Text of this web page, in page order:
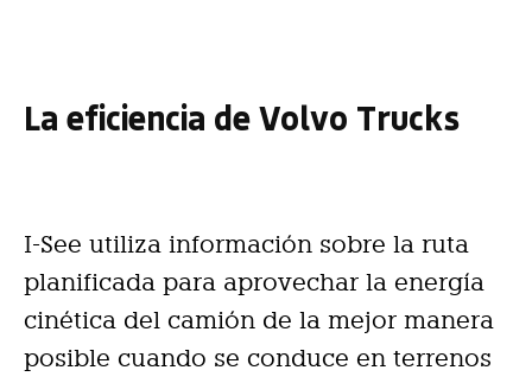
La eficiencia de Volvo Trucks
I-See utiliza información sobre la ruta
planificada para aprovechar la energía
cinética del camión de la mejor manera
posible cuando se conduce en terrenos